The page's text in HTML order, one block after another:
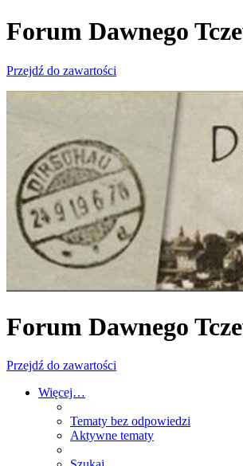
Forum Dawnego
Przejdź do zawartości
Forum Dawnego
Przejdź do zawartości
Więcej…
Tematy bez odpowiedzi
Aktywne tematy